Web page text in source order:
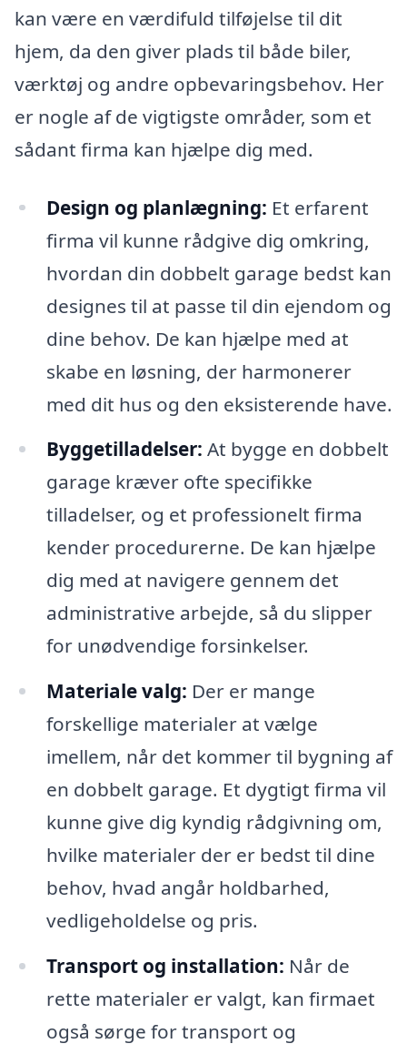
kan være en værdifuld tilføjelse til dit
hjem, da den giver plads til både biler,
værktøj og andre opbevaringsbehov. Her
er nogle af de vigtigste områder, som et
sådant firma kan hjælpe dig med.
Design og planlægning: Et erfarent
firma vil kunne rådgive dig omkring,
hvordan din dobbelt garage bedst kan
designes til at passe til din ejendom og
dine behov. De kan hjælpe med at
skabe en løsning, der harmonerer
med dit hus og den eksisterende have.
Byggetilladelser: At bygge en dobbelt
garage kræver ofte specifikke
tilladelser, og et professionelt firma
kender procedurerne. De kan hjælpe
dig med at navigere gennem det
administrative arbejde, så du slipper
for unødvendige forsinkelser.
Materiale valg: Der er mange
forskellige materialer at vælge
imellem, når det kommer til bygning af
en dobbelt garage. Et dygtigt firma vil
kunne give dig kyndig rådgivning om,
hvilke materialer der er bedst til dine
behov, hvad angår holdbarhed,
vedligeholdelse og pris.
Transport og installation: Når de
rette materialer er valgt, kan firmaet
også sørge for transport og